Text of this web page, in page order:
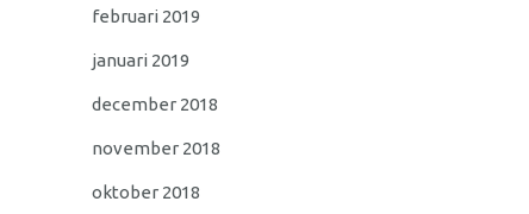
februari 2019
januari 2019
december 2018
november 2018
oktober 2018